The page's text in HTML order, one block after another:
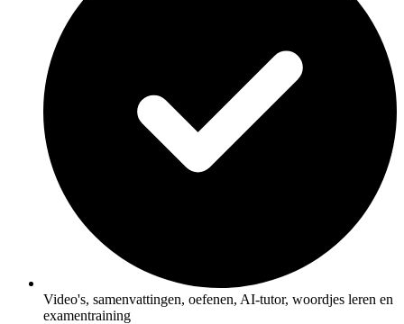
Video's, samenvattingen, oefenen, AI-tutor, woordjes leren en
examentraining